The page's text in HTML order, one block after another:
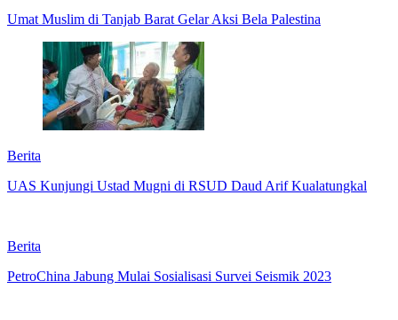
Umat Muslim di Tanjab Barat Gelar Aksi Bela Palestina
Berita
UAS Kunjungi Ustad Mugni di RSUD Daud Arif Kualatungkal
Berita
PetroChina Jabung Mulai Sosialisasi Survei Seismik 2023